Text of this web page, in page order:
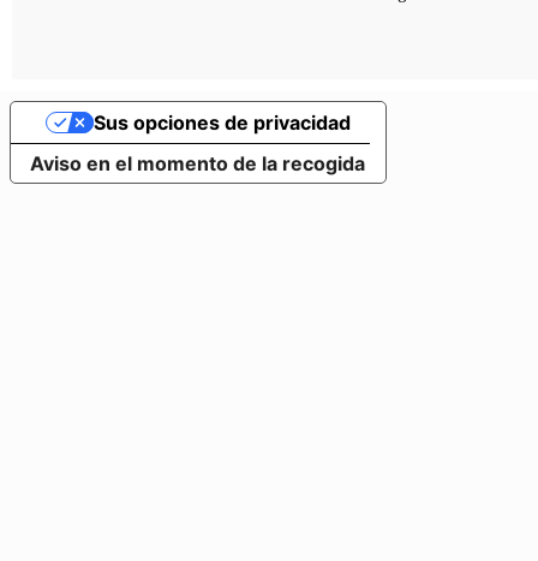
Aviso en el momento de la recogida
Sus opciones de privacidad